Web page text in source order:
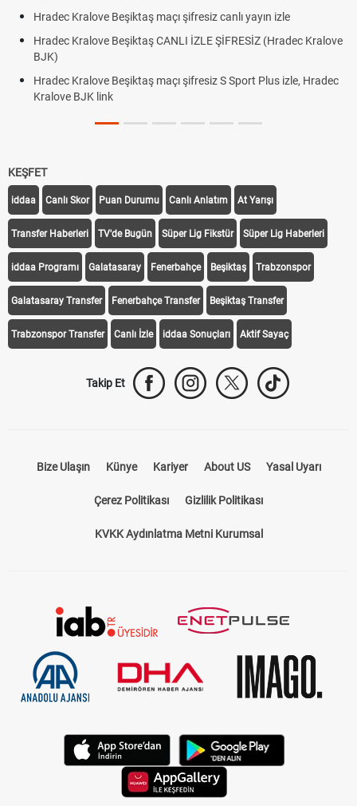
Hradec Kralove Beşiktaş maçı şifresiz canlı yayın izle
Hradec Kralove Beşiktaş CANLI İZLE ŞİFRESİZ (Hradec Kralove
BJK)
Hradec Kralove Beşiktaş maçı şifresiz S Sport Plus izle, Hradec
Kralove BJK link
KEŞFET
iddaa Canlı Skor Puan Durumu Canlı Anlatım At Yarışı
Transfer Haberleri TV'de Bugün Süper Lig Fikstür Süper Lig Haberleri
iddaa Programı Galatasaray Fenerbahçe Beşiktaş Trabzonspor
Galatasaray Transfer Fenerbahçe Transfer Beşiktaş Transfer
Trabzonspor Transfer Canlı İzle iddaa Sonuçları Aktif Sayaç
Takip Et
Bize Ulaşın Künye Kariyer About US Yasal Uyarı
Çerez Politikası Gizlilik Politikası
KVKK Aydınlatma Metni Kurumsal